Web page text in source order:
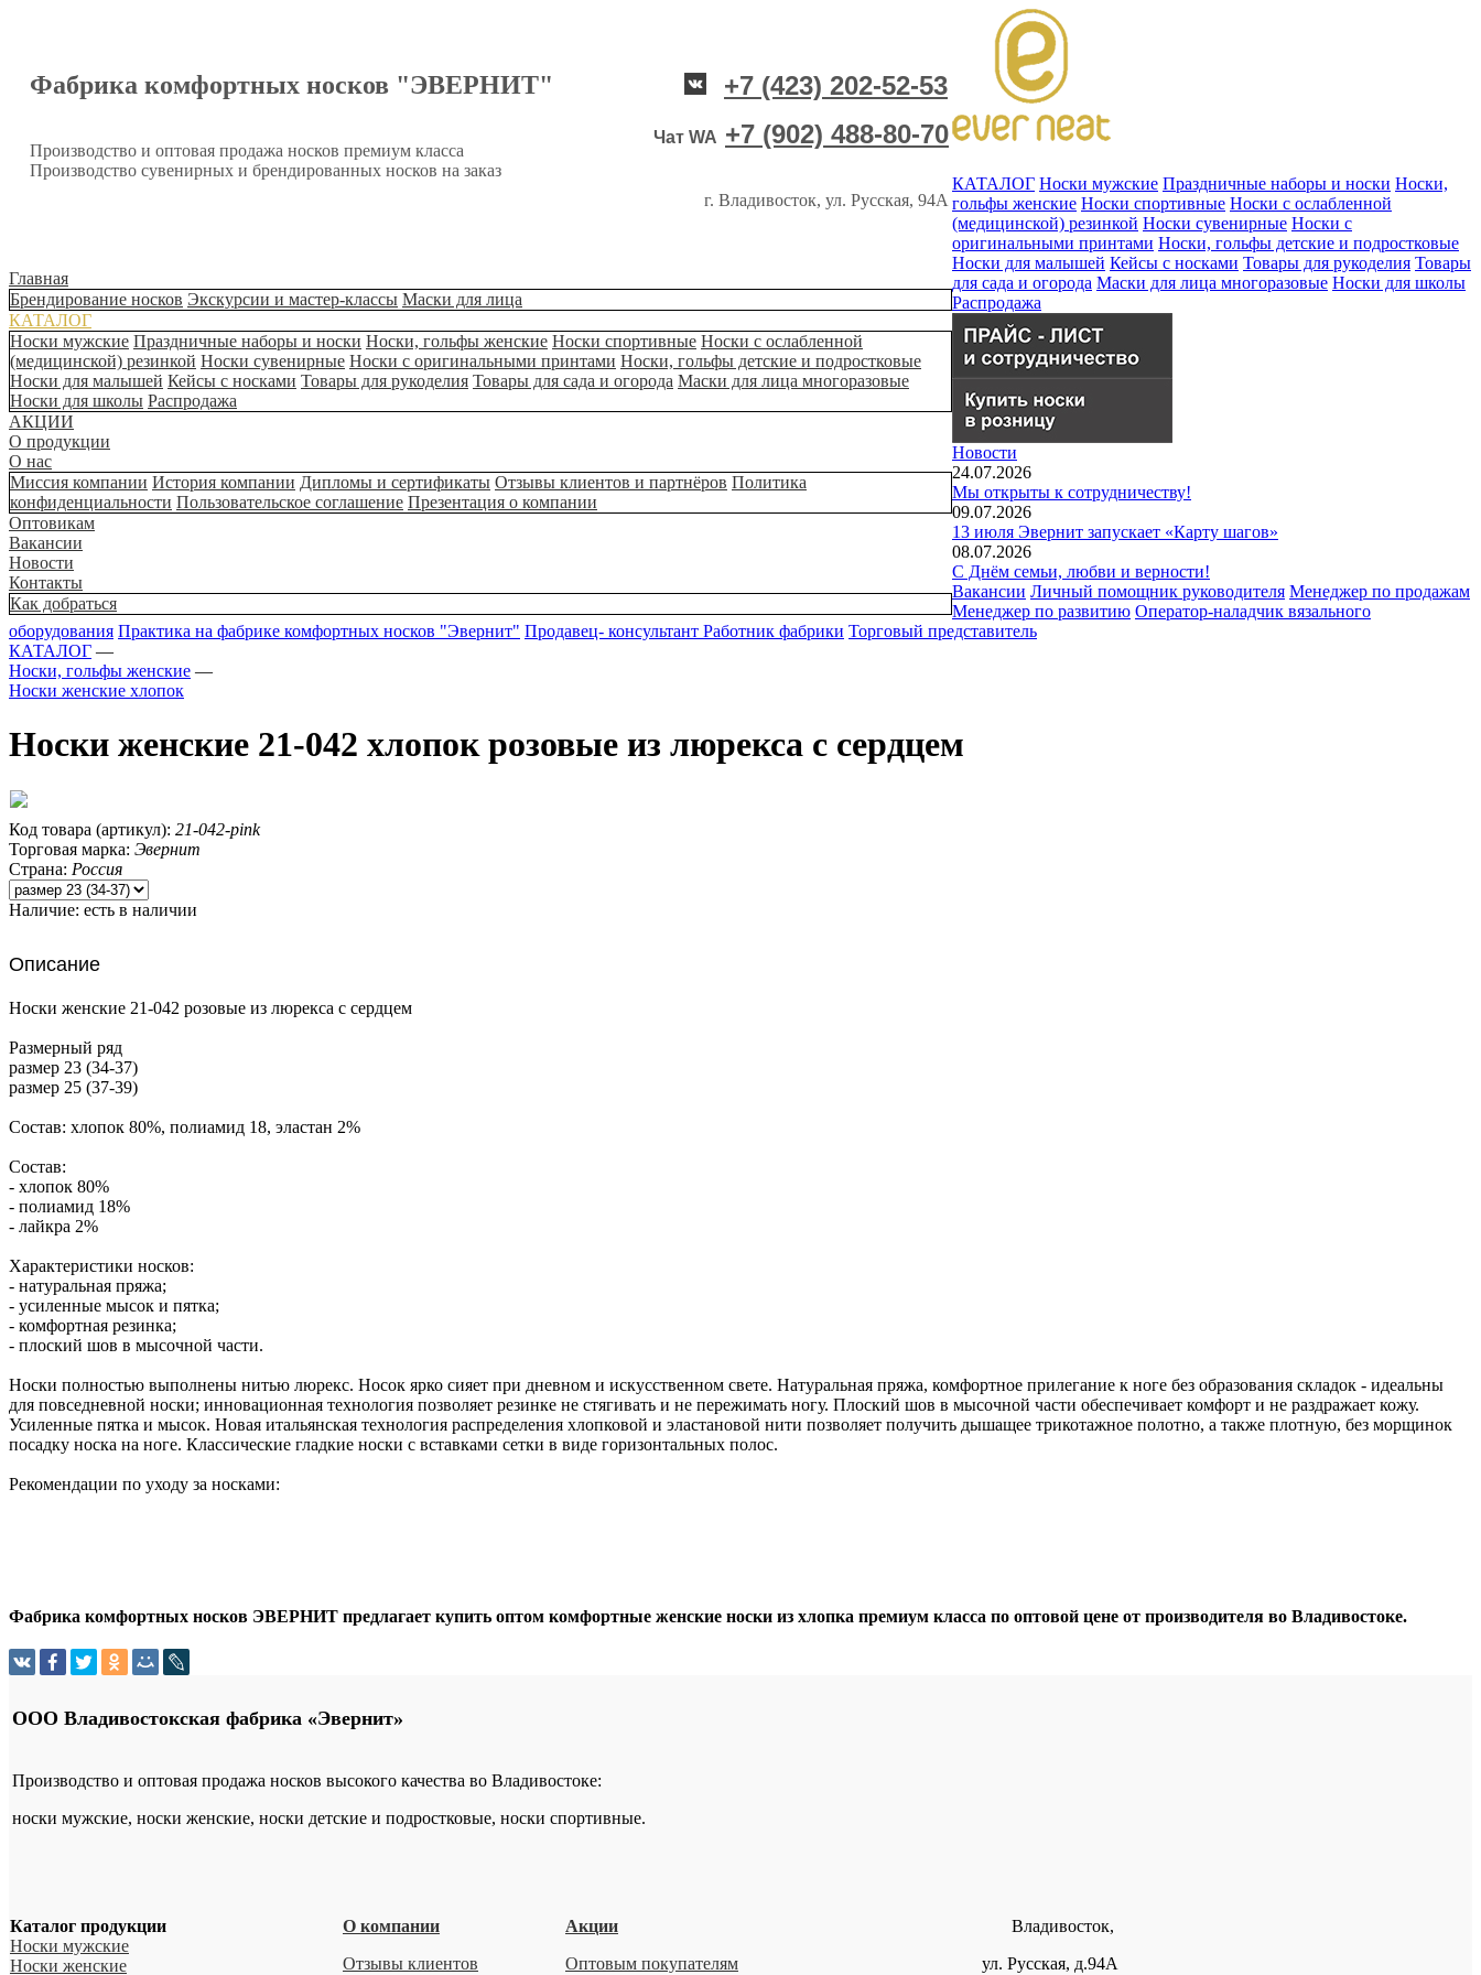
Фабрика комфортных носков "ЭВЕРНИТ"
Производство и оптовая продажа носков премиум класса
Производство сувенирных и брендированных носков на заказ
+7 (423) 202-52-53
Чат WA +7 (902) 488-80-70
г. Владивосток, ул. Русская, 94А
Главная
Брендирование носков Экскурсии и мастер-классы Маски для лица
КАТАЛОГ
Носки мужские Праздничные наборы и носки Носки, гольфы женские Носки спортивные Носки с ослабленной
(медицинской) резинкой Носки сувенирные Носки с оригинальными принтами Носки, гольфы детские и подростковые
Носки для малышей Кейсы с носками Товары для рукоделия Товары для сада и огорода Маски для лица многоразовые
Носки для школы Распродажа
АКЦИИ
О продукции
О нас
Миссия компании История компании Дипломы и сертификаты Отзывы клиентов и партнёров Политика
конфиденциальности Пользовательское соглашение Презентация о компании
Оптовикам
Вакансии
Новости
Контакты
Как добраться
КАТАЛОГ Носки мужские Праздничные наборы и носки Носки,
гольфы женские Носки спортивные Носки с ослабленной
(медицинской) резинкой Носки сувенирные Носки с
оригинальными принтами Носки, гольфы детские и подростковые
Носки для малышей Кейсы с носками Товары для рукоделия Товары
для сада и огорода Маски для лица многоразовые Носки для школы
Распродажа
Новости
24.07.2026
Мы открыты к сотрудничеству!
09.07.2026
13 июля Эвернит запускает «Карту шагов»
08.07.2026
С Днём семьи, любви и верности!
Вакансии Личный помощник руководителя Менеджер по продажам
Менеджер по развитию Оператор-наладчик вязального
оборудования Практика на фабрике комфортных носков "Эвернит" Продавец- консультант Работник фабрики Торговый представитель
КАТАЛОГ —
Носки, гольфы женские —
Носки женские хлопок
Носки женские 21-042 хлопок розовые из люрекса с сердцем
Код товара (артикул): 21-042-pink
Торговая марка: Эвернит
Страна: Россия
Наличие: есть в наличии
Описание
Носки женские 21-042 розовые из люрекса с сердцем
Размерный ряд
размер 23 (34-37)
размер 25 (37-39)
Состав: хлопок 80%, полиамид 18, эластан 2%
Состав:
- хлопок 80%
- полиамид 18%
- лайкра 2%
Характеристики носков:
- натуральная пряжа;
- усиленные мысок и пятка;
- комфортная резинка;
- плоский шов в мысочной части.
Носки полностью выполнены нитью люрекс. Носок ярко сияет при дневном и искусственном свете. Натуральная пряжа, комфортное прилегание к ноге без образования складок - идеальны
для повседневной носки; инновационная технология позволяет резинке не стягивать и не пережимать ногу. Плоский шов в мысочной части обеспечивает комфорт и не раздражает кожу.
Усиленные пятка и мысок. Новая итальянская технология распределения хлопковой и эластановой нити позволяет получить дышащее трикотажное полотно, а также плотную, без морщинок
посадку носка на ноге. Классические гладкие носки с вставками сетки в виде горизонтальных полос.
Рекомендации по уходу за носками:
Фабрика комфортных носков ЭВЕРНИТ предлагает купить оптом комфортные женские носки из хлопка премиум класса по оптовой цене от производителя во Владивостоке.
ООО Владивостокская фабрика «Эвернит»
Производство и оптовая продажа носков высокого качества во Владивостоке:
носки мужские, носки женские, носки детские и подростковые, носки спортивные.
Каталог продукции
Носки мужские
Носки женские
О компании
Отзывы клиентов
Акции
Оптовым покупателям
Владивосток,
ул. Русская, д.94А